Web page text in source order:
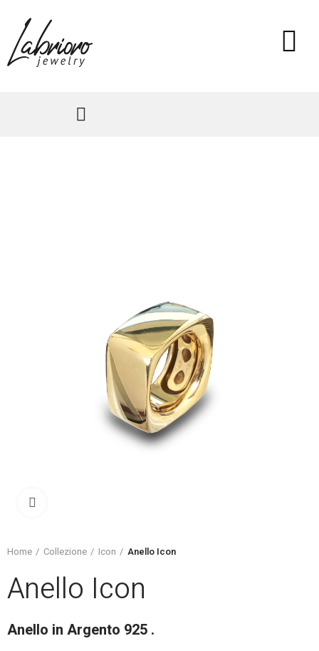
Home Collezione Icon Anello Icon
Anello Icon
Anello in Argento 925 .